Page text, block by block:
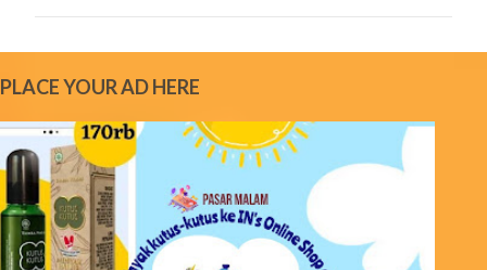
n
t
s
PLACE YOUR AD HERE